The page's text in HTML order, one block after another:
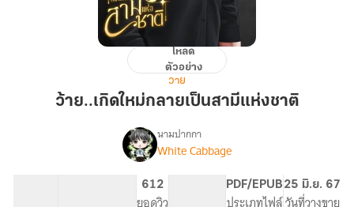
ว้าย..เกิด
กลาย
โหลด
ตัวอย่าง
วาย
ว้าย..เกิดใหม่กลายเป็นสามีแห่งชาติ
เรื่อง
นามปากกา
White Cabbage
612 PDF/EPUB25 มิ.ย. 67